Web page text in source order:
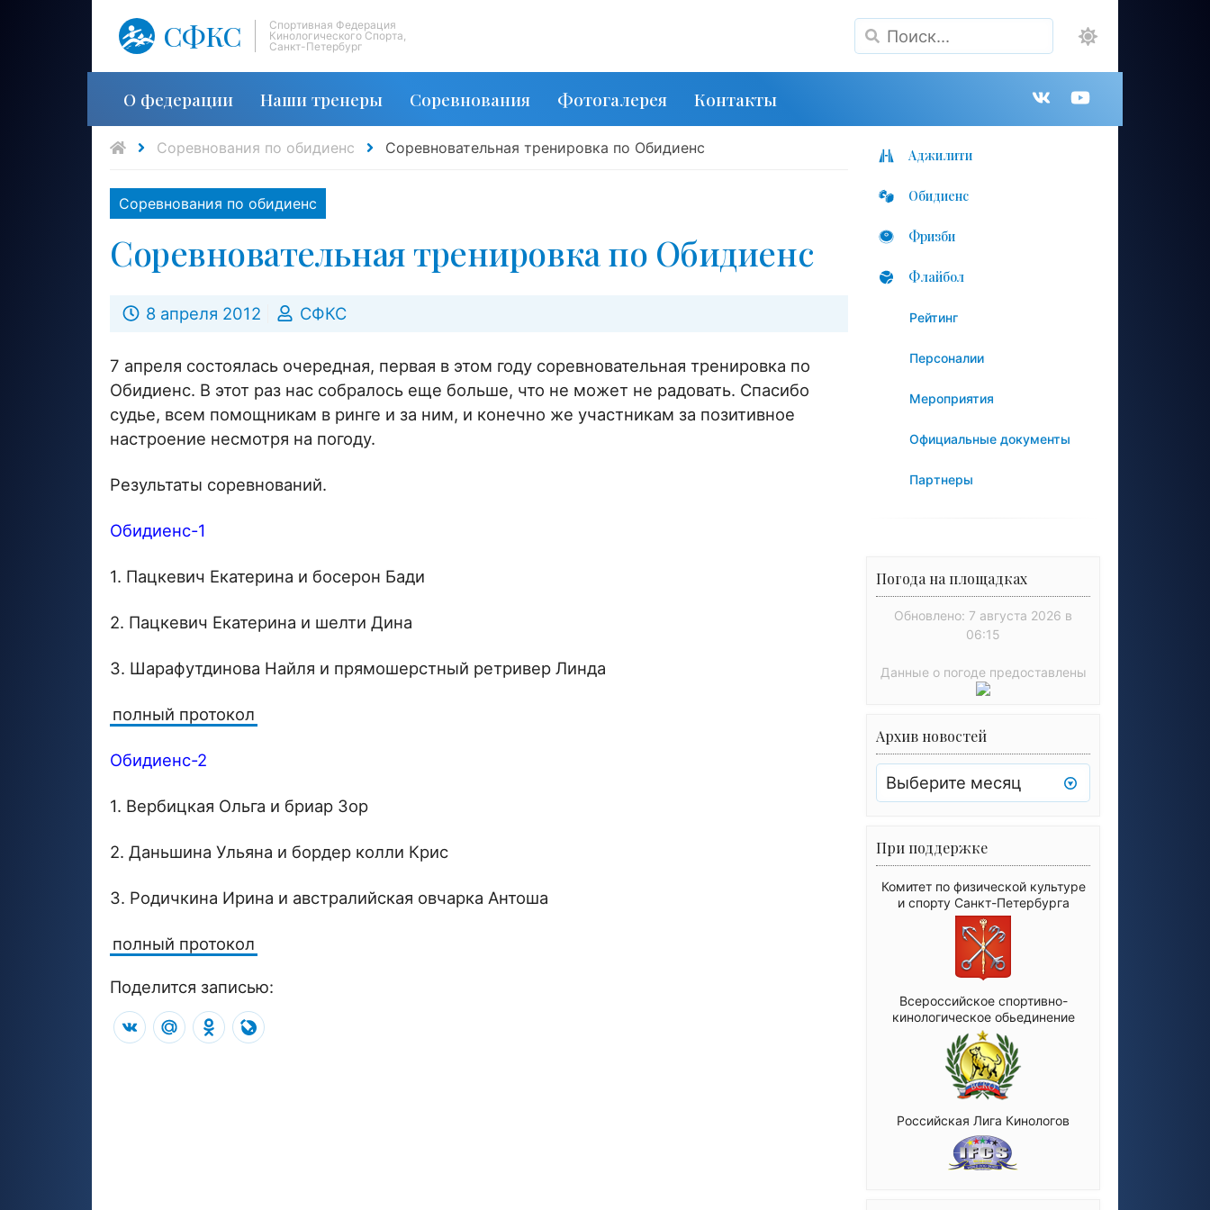
СФКС
Спортивная Федерация
Кинологического Спорта,
Санкт-Петербург
Поиск
О федерации Наши тренеры Соревнования Фотогалерея Контакты Группа
Соревнования по обидиенс Соревновательная тренировка по Обидиенс
Соревнования по обидиенс
Соревновательная тренировка по Обидиенс
8 апреля 2012 СФКС
7 апреля состоялась очередная, первая в этом году соревновательная тренировка по
Обидиенс. В этот раз нас собралось еще больше, что не может не радовать. Спасибо
судье, всем помощникам в ринге и за ним, и конечно же участникам за позитивное
настроение несмотря на погоду.
Результаты соревнований.
Обидиенс-1
1. Пацкевич Екатерина и босерон Бади
2. Пацкевич Екатерина и шелти Дина
3. Шарафутдинова Найля и прямошерстный ретривер Линда
полный протокол
Обидиенс-2
1. Вербицкая Ольга и бриар Зор
2. Даньшина Ульяна и бордер колли Крис
3. Родичкина Ирина и австралийская овчарка Антоша
полный протокол
Поделится записью:
VK Mail.RuOdnoklassniki
Аджилити
Обидиенс
Фризби
Флайбол
Рейтинг
Персоналии
Мероприятия
Официальные документы
Партнеры
Погода на площадках
Обновлено: 7 августа 2026 в
06:15
Данные о погоде предоставлены
Архив новостей
Архив
новостей
При поддержке
Комитет по физической культуре
и спорту Санкт-Петербурга
Всероссийское спортивно-
кинологическое обьединение
Российская Лига Кинологов